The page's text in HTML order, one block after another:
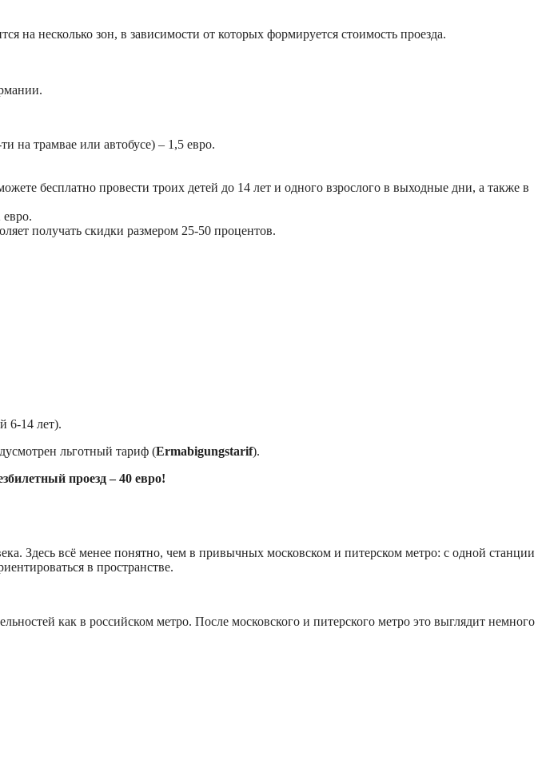
на несколько зон, в зависимости от которых формируется стоимость проезда.
на трамвае или автобусе) – 1,5 евро.
бесплатно провести троих детей до 14 лет и одного взрослого в выходные дни, а также в
евро.
получать скидки размером 25-50 процентов.
6-14 лет).
льготный тариф (Ermabigungstarif).
проезд – 40 евро!
Здесь всё менее понятно, чем в привычных московском и питерском метро: с одной станции
в пространстве.
как в российском метро. После московского и питерского метро это выглядит немного